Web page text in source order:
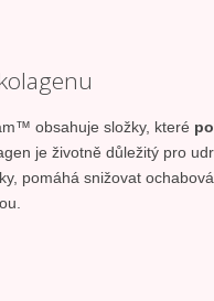
obsahuje složky, které
je životně důležitý pro
pomáhá snižovat